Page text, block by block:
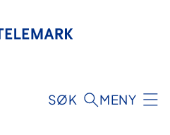
SØK MENY